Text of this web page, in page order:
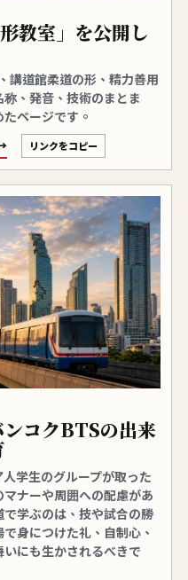
教室」を公開し
講道館柔道の形、精力善用
、発音、技術のまとま
ページです。
リンクをコピー
コクBTSの出来
学生のグループが取った
ナーや周囲への配慮があ
学ぶのは、技や試合の勝
身につけた礼、自制心、
にも生かされるべきで